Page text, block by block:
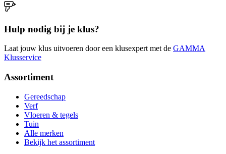
Hulp nodig bij je klus?
Laat jouw klus uitvoeren door een klusexpert met de GAMMA
Klusservice
Assortiment
Gereedschap
Verf
Vloeren & tegels
Tuin
Alle merken
Bekijk het assortiment